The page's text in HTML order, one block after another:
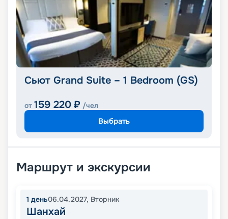
Сьют Grand Suite – 1 Bedroom (GS)
от 159 220 ₽ /чел
Выбрать
Маршрут и экскурсии
1 день06.04.2027, Вторник
Шанхай